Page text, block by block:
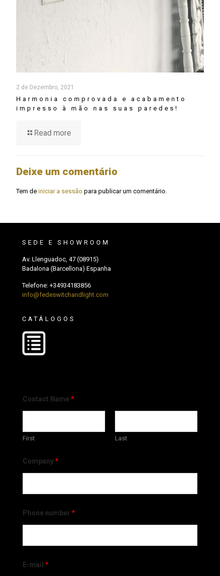
2 de Dezembro, 2021
Harmonia comprovada e acabamento
impresso à mão nas suas paredes!
Read more
Deixe um comentário
Tem de iniciar a sessão para publicar um comentário.
SEDE E SHOWROOM
Av. Llenguadoc, 47 (08915)
Badalona (Barcellona) Espanha
Telefone: +34934183856
info@fedeswitchandlight.com
CATÁLOGOS
Contact Name *
First Last
Company*
Phone number *
E-mail *